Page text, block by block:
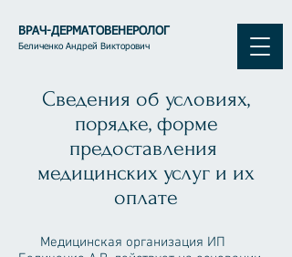
ВРАЧ-ДЕРМАТОВЕНЕРОЛОГ
Беличенко Андрей Викторович
Сведения об условиях,
порядке, форме
предоставления
медицинских услуг и их
оплате
Медицинская организация ИП